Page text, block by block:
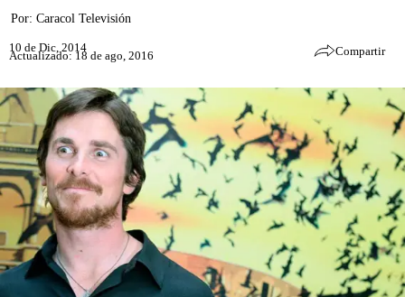
Por: Caracol Televisión
10 de Dic, 2014
Actualizado: 18 de ago, 2016 Compartir